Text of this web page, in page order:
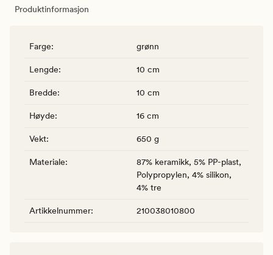
Produktinformasjon
Farge: grønn
Lengde: 10 cm
Bredde: 10 cm
Høyde: 16 cm
Vekt: 650 g
Materiale:
87% keramikk, 5% PP-plast,
Polypropylen, 4% silikon,
4% tre
Artikkelnummer: 210038010800